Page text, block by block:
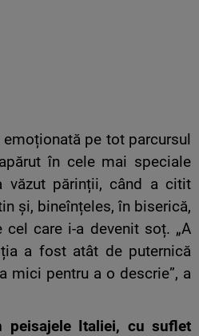
pe tot parcursul
în cele mai speciale
văzut părinții, când a citit
și, bineînțeles, în biserică,
care i-a devenit soț. „A
a fost atât de puternică
mici pentru a o descrie”, a
peisajele Italiei, cu suflet